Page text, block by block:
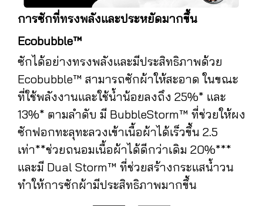
การซักที่ทรงพลังและประหยัดมากขึ้น
Ecobubble™
ซักได้อย่างทรงพลังและมีประสิทธิภาพด้วย
Ecobubble™ สามารถซักผ้าให้สะอาด ในขณะ
ที่ใช้พลังงานและใช้น้ำน้อยลงถึง 25%* และ
13%* ตามลำดับ มี BubbleStorm™ ที่ช่วยให้ผง
ซักฟอกทะลุทะลวงเข้าเนื้อผ้าได้เร็วขึ้น 2.5
เท่า**ช่วยถนอมเนื้อผ้าได้ดีกว่าเดิม 20%***
และมี Dual Storm™ ที่ช่วยสร้างกระแสน้ำวน
ทำให้การซักผ้ามีประสิทธิภาพมากขึ้น